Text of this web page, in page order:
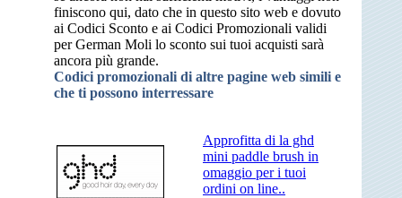
finiscono qui, dato che in questo sito web e dovuto
ai Codici Sconto e ai Codici Promozionali validi
per German Moli lo sconto sui tuoi acquisti sarà
ancora più grande.
Codici promozionali di altre pagine web simili e
che ti possono interressare
Approfitta di la ghd
mini paddle brush in
omaggio per i tuoi
ordini on line..